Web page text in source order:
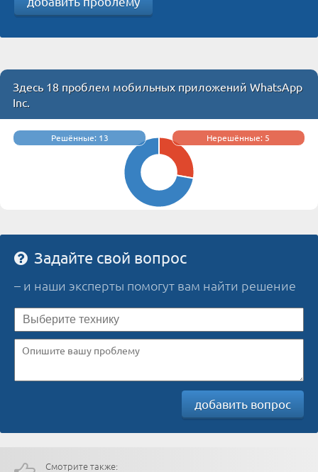
Здесь 18 проблем мобильных приложений WhatsApp
Inc.
Решённые: 13 Нерешённые: 5
Задайте свой вопрос
– и наши эксперты помогут вам найти решение
добавить вопрос
Смотрите также: